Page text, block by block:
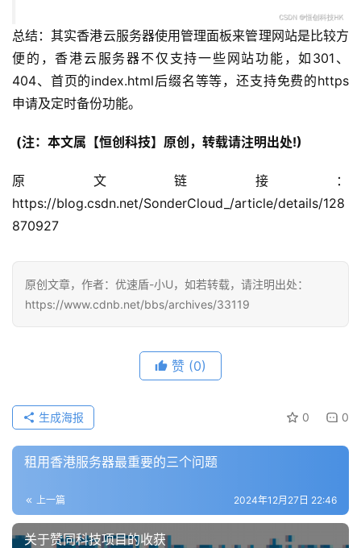
公
告
问
社
优
速
动
态
登录 注册
总结：其实香港云服务器使用管理面板来管理网站是比较方
便的，香港云服务器不仅支持一些网站功能，如301、
404、首页的index.html后缀名等等，还支持免费的https
申请及定时备份功能。
(注：本文属【恒创科技】原创，转载请注明出处!)
原文链接：
https://blog.csdn.net/SonderCloud_/article/details/128
870927
原创文章，作者：优速盾-小U，如若转载，请注明出处：
https://www.cdnb.net/bbs/archives/33119
赞 (0)
0 0
生成海报
租用香港服务器最重要的三个问题
上一篇 2024年12月27日 22:46
关于赞同科技项目的收获